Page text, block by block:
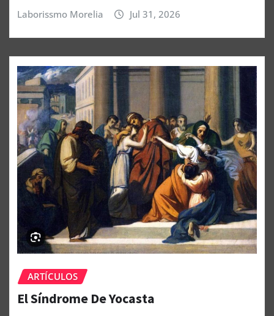
Laborissmo Morelia Jul 31, 2026
ARTÍCULOS
El Síndrome De Yocasta